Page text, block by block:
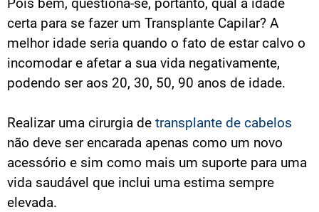
certa para se fazer um Transplante Capilar? A
melhor idade seria quando o fato de estar calvo o
incomodar e afetar a sua vida negativamente,
podendo ser aos 20, 30, 50, 90 anos de idade.
Realizar uma cirurgia de transplante de cabelos
não deve ser encarada apenas como um novo
acessório e sim como mais um suporte para uma
vida saudável que inclui uma estima sempre
elevada.